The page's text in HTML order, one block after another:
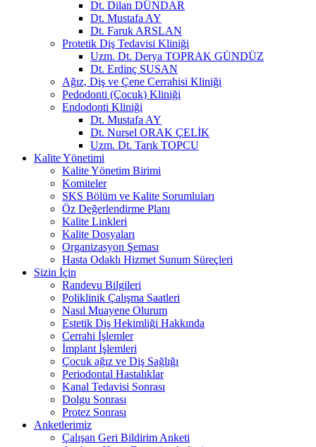
Dt. Dilan DÜNDAR
Dt. Mustafa AY
Dt. Faruk ARSLAN
Protetik Diş Tedavisi Kliniği
Uzm. Dt. Derya TOPRAK GÜNDÜZ
Dt. Erdinç SUSAN
Ağız, Diş ve Çene Cerrahisi Kliniği
Pedodonti (Çocuk) Kliniği
Endodonti Kliniği
Dt. Mustafa AY
Dt. Nursel ORAK ÇELİK
Uzm. Dt. Tarık TOPCU
Kalite Yönetimi
Kalite Yönetim Birimi
Komiteler
SKS Bölüm ve Kalite Sorumluları
Öz Değerlendirme Planı
Kalite Linkleri
Kalite Dosyaları
Organizasyon Şeması
Hasta Odaklı Hizmet Sunum Süreçleri
Sizin İçin
Randevu Bilgileri
Poliklinik Çalışma Saatleri
Nasıl Muayene Olurum
Estetik Diş Hekimliği Hakkında
Cerrahi İşlemler
İmplant İşlemleri
Çocuk ağız ve Diş Sağlığı
Periodontal Hastalıklar
Kanal Tedavisi Sonrası
Dolgu Sonrası
Protez Sonrası
Anketlerimiz
Çalışan Geri Bildirim Anketi